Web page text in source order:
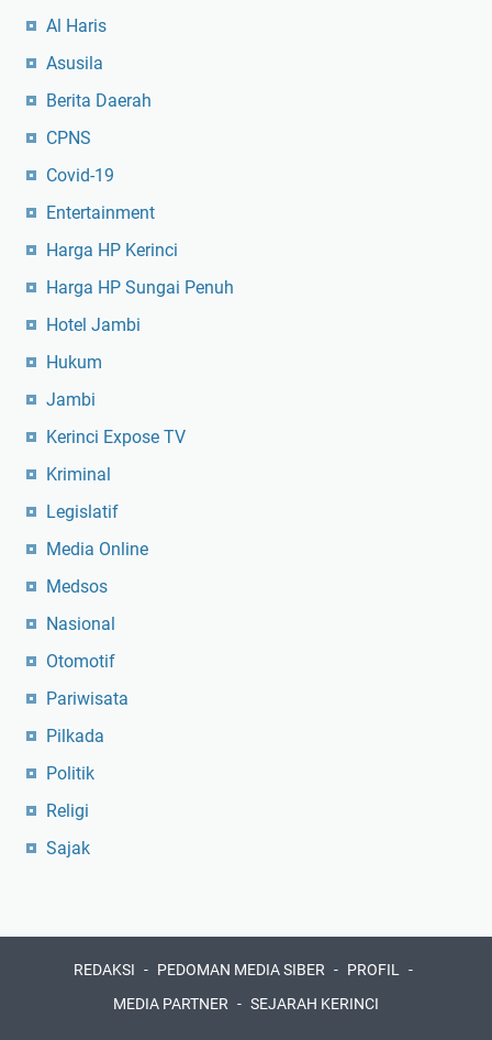
Al Haris
Asusila
Berita Daerah
CPNS
Covid-19
Entertainment
Harga HP Kerinci
Harga HP Sungai Penuh
Hotel Jambi
Hukum
Jambi
Kerinci Expose TV
Kriminal
Legislatif
Media Online
Medsos
Nasional
Otomotif
Pariwisata
Pilkada
Politik
Religi
Sajak
REDAKSI PEDOMAN MEDIA SIBER
PROFIL
MEDIA PARTNER
SEJARAH KERINCI